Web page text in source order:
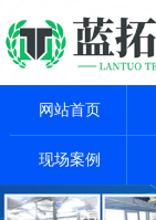
网站首页
现场案例